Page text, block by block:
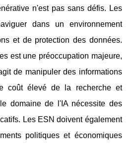
n'est pas sans défis. Les
dans un environnement
et de protection des données.
est une préoccupation majeure,
de manipuler des informations
coût élevé de la recherche et
domaine de l'IA nécessite des
Les ESN doivent également
politiques et économiques